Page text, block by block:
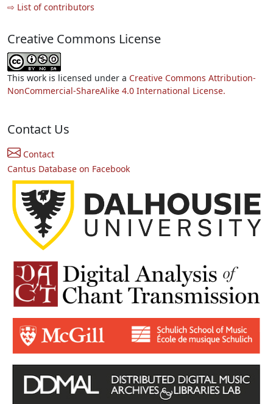
⇨ List of contributors
Creative Commons License
This work is licensed under a Creative Commons Attribution-
NonCommercial-ShareAlike 4.0 International License.
Contact Us
Contact
Cantus Database on Facebook